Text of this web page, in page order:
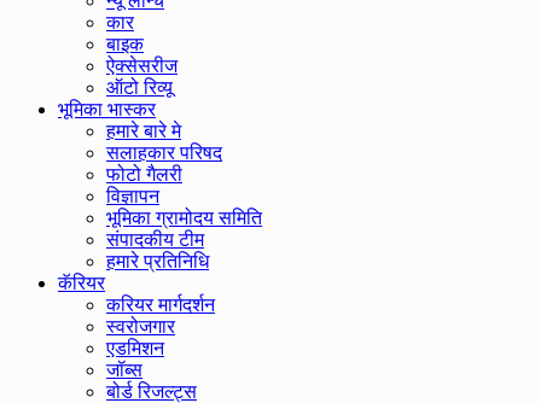
कार
बाइक
ऐक्सेसरीज
ऑटो रिव्यू
भूमिका भास्कर
हमारे बारे मे
सलाहकार परिषद
फोटो गैलरी
विज्ञापन
भूमिका ग्रामोदय समिति
संपादकीय टीम
हमारे प्रतिनिधि
कॅरियर
करियर मार्गदर्शन
स्वरोजगार
एडमिशन
जॉब्स
बोर्ड रिजल्ट्स